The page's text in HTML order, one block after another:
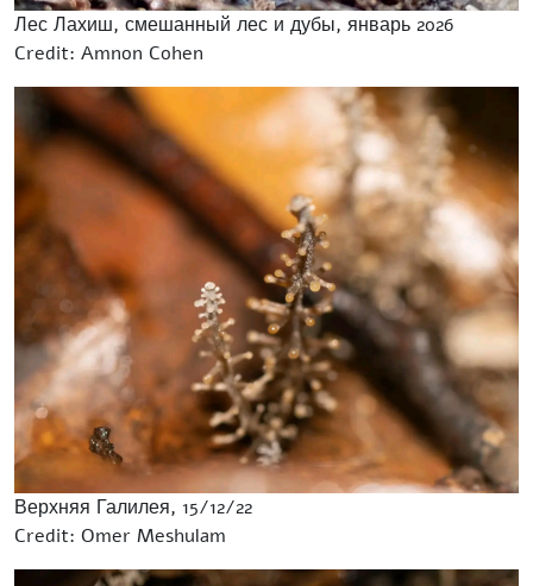
Лес Лахиш, смешанный лес и дубы, январь 2026
Credit: Amnon Cohen
Верхняя Галилея, 15/12/22
Credit: Omer Meshulam